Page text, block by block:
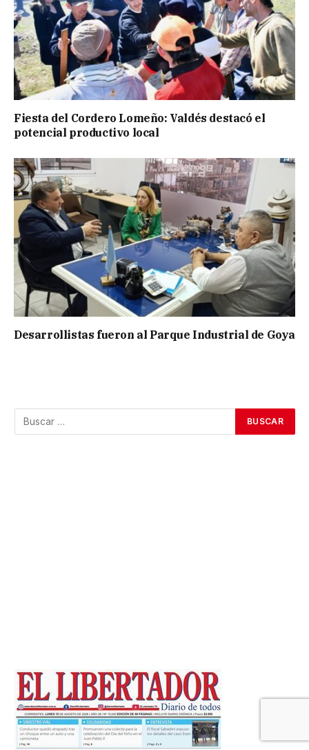
Fiesta del Cordero Lomeño: Valdés destacó el
potencial productivo local
Desarrollistas fueron al Parque Industrial de Goya